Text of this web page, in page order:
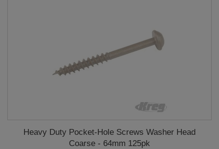
Heavy Duty Pocket-Hole Screws Washer Head
Coarse - 64mm 125pk